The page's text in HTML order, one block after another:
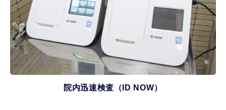
院内迅速検査（ID NOW）